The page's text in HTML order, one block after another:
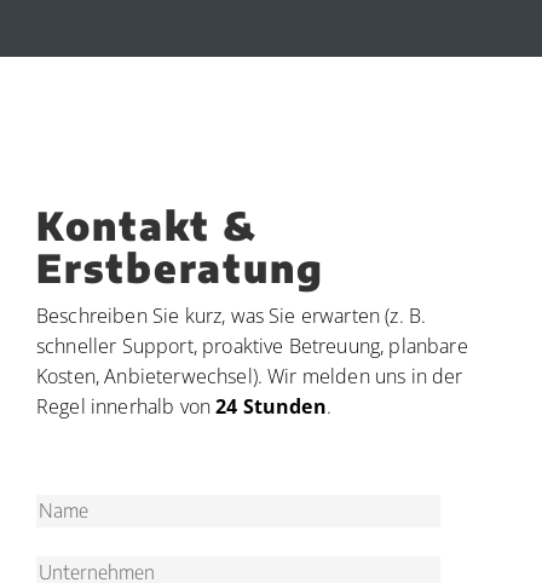
Kontakt &
Erstberatung
Beschreiben Sie kurz, was Sie erwarten (z. B.
schneller Support, proaktive Betreuung, planbare
Kosten, Anbieterwechsel). Wir melden uns in der
Regel innerhalb von24 Stunden.